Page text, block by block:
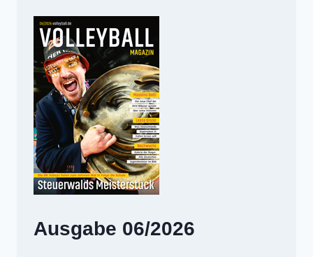
Ausgabe 06/2026